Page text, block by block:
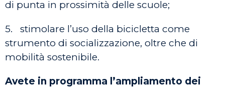
di punta in prossimità delle scuole;
5. stimolare l’uso della bicicletta come
strumento di socializzazione, oltre che di
mobilità sostenibile.
Avete in programma l’ampliamento dei